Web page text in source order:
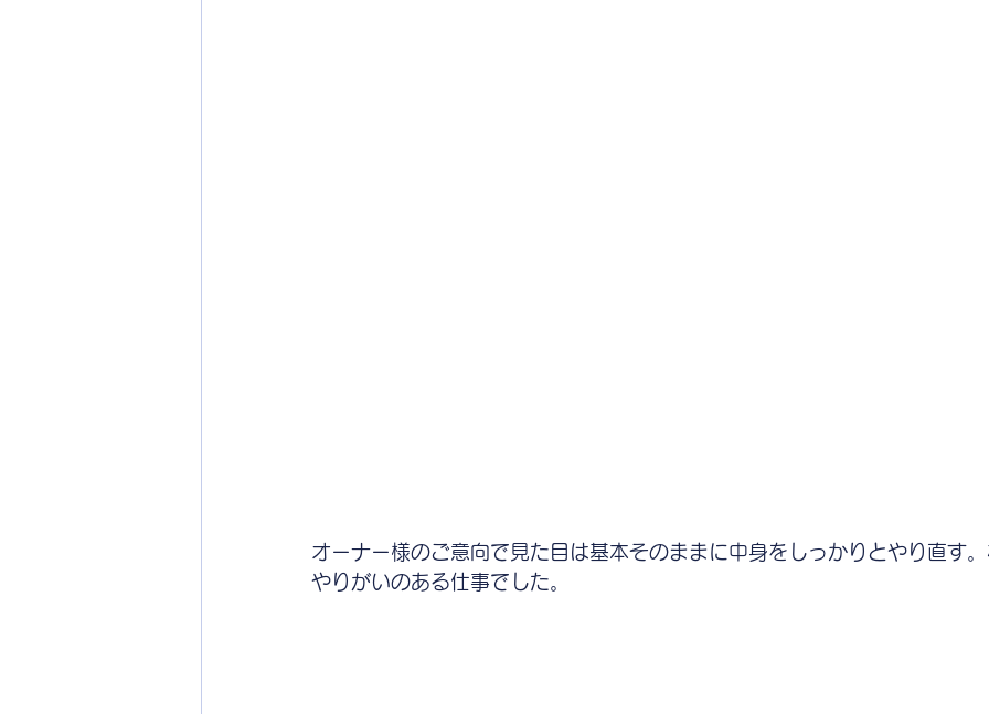
オーナー様のご意向で見た目は基本そのままに中身をしっかりとやり直す
やりがいのある仕事でした。